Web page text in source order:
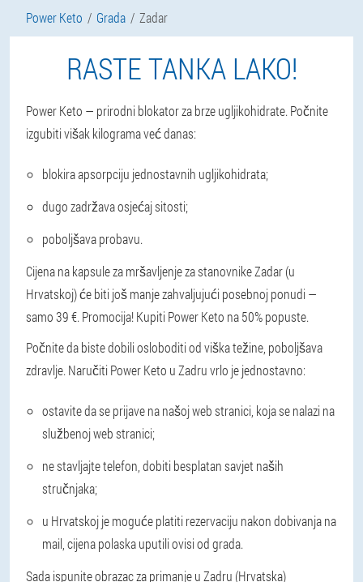
Power Keto Grada Zadar
RASTE TANKA LAKO!
Power Keto — prirodni blokator za brze ugljikohidrate. Počnite
izgubiti višak kilograma već danas:
blokira apsorpciju jednostavnih ugljikohidrata;
dugo zadržava osjećaj sitosti;
poboljšava probavu.
Cijena na kapsule za mršavljenje za stanovnike Zadar (u
Hrvatskoj) će biti još manje zahvaljujući posebnoj ponudi —
samo 39 €. Promocija! Kupiti Power Keto na 50% popuste.
Počnite da biste dobili osloboditi od viška težine, poboljšava
zdravlje. Naručiti Power Keto u Zadru vrlo je jednostavno:
ostavite da se prijave na našoj web stranici, koja se nalazi na
službenoj web stranici;
ne stavljajte telefon, dobiti besplatan savjet naših
stručnjaka;
u Hrvatskoj je moguće platiti rezervaciju nakon dobivanja na
mail, cijena polaska uputili ovisi od grada.
Sada ispunite obrazac za primanje u Zadru (Hrvatska)